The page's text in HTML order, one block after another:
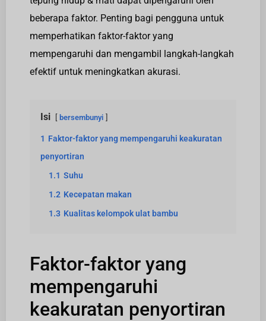
beberapa faktor. Penting bagi pengguna untuk
memperhatikan faktor-faktor yang
mempengaruhi dan mengambil langkah-langkah
efektif untuk meningkatkan akurasi.
Isi bersembunyi
1 Faktor-faktor yang mempengaruhi keakuratan
penyortiran
1.1 Suhu
1.2 Kecepatan makan
1.3 Kualitas kelompok ulat bambu
Faktor-faktor yang
mempengaruhi
keakuratan penyortiran